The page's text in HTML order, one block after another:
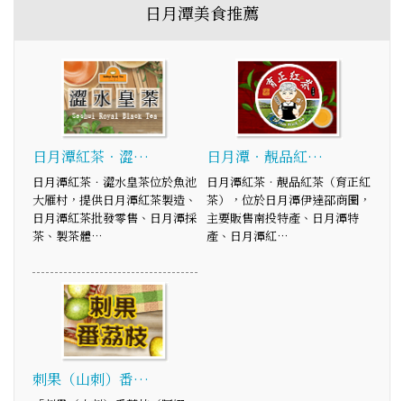
日月潭美食推薦
日月潭紅茶．澀…
日月潭紅茶．澀水皇茶位於魚池
大雁村，提供日月潭紅茶製造、
日月潭紅茶批發零售、日月潭採
茶、製茶體…
日月潭‧靚品紅…
日月潭紅茶‧靚品紅茶（育正紅
茶），位於日月潭伊達邵商圈，
主要販售南投特產、日月潭特
產、日月潭紅…
刺果（山刺）番…